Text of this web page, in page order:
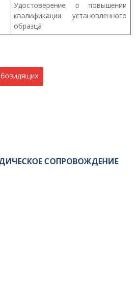
Удостоверение о повышении
квалификации установленного
образца
СОПРОВОЖДЕНИЕ